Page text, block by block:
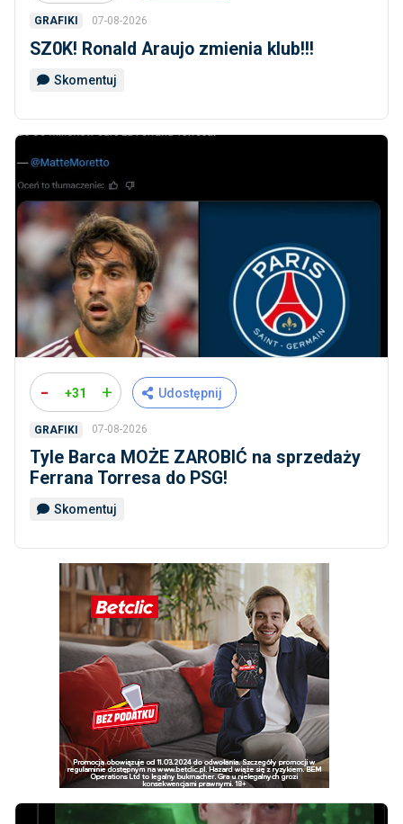
GRAFIKI 07-08-2026
SZ0K! Ronald Araujo zmienia klub!!!
Skomentuj
- +31 + Udostępnij
GRAFIKI 07-08-2026
Tyle Barca MOŻE ZAROBIĆ na sprzedaży
Ferrana Torresa do PSG!
Skomentuj